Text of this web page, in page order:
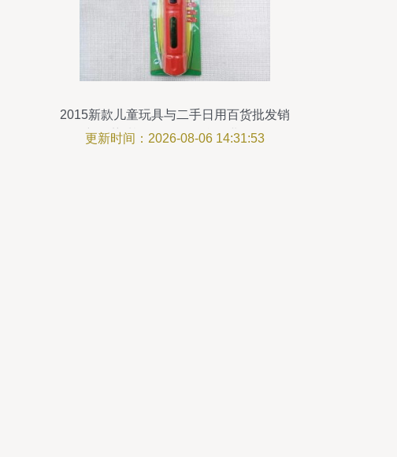
2015新款儿童玩具与二手日用百货批发销
售新趋势 基于Discuz平台的业务解析
更新时间：2026-08-06 14:31:53